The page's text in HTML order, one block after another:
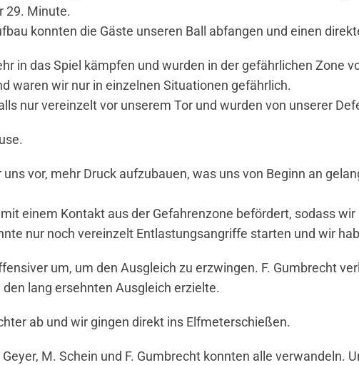
29. Minute.
konnten die Gäste unseren Ball abfangen und einen
in das Spiel kämpfen und wurden in der gefährlichen Zone
waren wir nur in einzelnen Situationen gefährlich.
nur vereinzelt vor unserem Tor und wurden von unserer
vor, mehr Druck aufzubauen, was uns von Beginn an
einem Kontakt aus der Gefahrenzone befördert, sodass
nur noch vereinzelt Entlastungsangriffe starten und wir
um, um den Ausgleich zu erzwingen. F. Gumbrecht
lang ersehnten Ausgleich erzielte.
ab und wir gingen direkt ins Elfmeterschießen.
M. Schein und F. Gumbrecht konnten alle verwandeln.